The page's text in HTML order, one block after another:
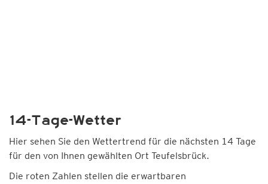
14-Tage-Wetter
Hier sehen Sie den Wettertrend für die nächsten 14 Tage
für den von Ihnen gewählten Ort Teufelsbrück.
Die roten Zahlen stellen die erwartbaren